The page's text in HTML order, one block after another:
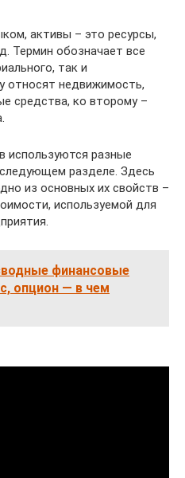
активы – это ресурсы,
Термин обозначает все
так и
относят недвижимость,
средства, ко второму –
используются разные
разделе. Здесь
из основных их свойств –
используемой для
финансовые
опцион — в чем